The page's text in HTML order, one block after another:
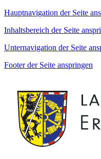
Hauptnavigation der Seite
Inhaltsbereich der Seite
Unternavigation der Seite
Footer der Seite anspringen